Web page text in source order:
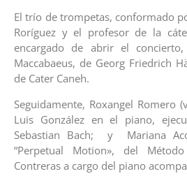
El trío de trompetas, conformado
Roríguez y el profesor de la
encargado de abrir el
Maccabaeus, de Georg Friedrich
de Cater Caneh.
Seguidamente, Roxangel Romero
Luis González en el piano,
Sebastian Bach; y Mariana
“Perpetual Motion», del
Contreras a cargo del piano